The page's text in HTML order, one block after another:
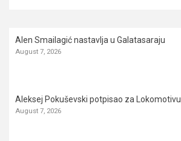
Alen Smailagić nastavlja u Galatasaraju
August 7, 2026
Aleksej Pokuševski potpisao za Lokomotivu
August 7, 2026